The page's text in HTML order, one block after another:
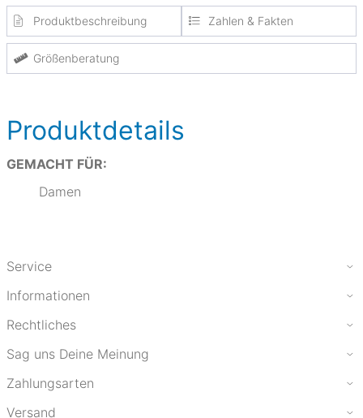
Produktbeschreibung Zahlen & Fakten
Größenberatung
Produktdetails
GEMACHT FÜR:
Damen
Service
Informationen
Rechtliches
Sag uns Deine Meinung
Zahlungsarten
Versand